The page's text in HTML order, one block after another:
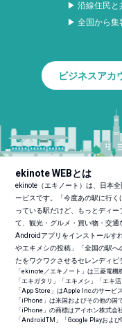
▶ 沿線住民と
▶ 全国から集
ビジネスアカ
ekinote WEBとは
ekinote（エキノート）は、日本
ービスです。「今度あの駅に行
っている駅だけど、もっとディ
て、観光・グルメ・買い物・交
Androidアプリをインストールす
やエキメシの投稿」「全国の駅
たをワクワクさせるセレンディピ
「ekinote／エキノート」は三菱電機
「エキガタリ」「エキメシ」「エキ
「App Store」はApple Inc.のサービ
「iPhone」は米国およびその他の国
「iPhone」の商標はアイホン株式会
「AndroidTM 」「Google Playおよ